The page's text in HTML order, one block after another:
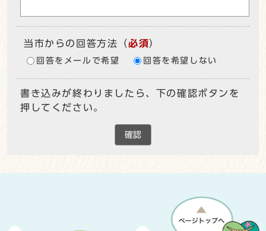
当市からの回答方法 （必須）
回答をメールで希望 回答を希望しない
書き込みが終わりましたら、下の確認ボタンを
押してください。
確認